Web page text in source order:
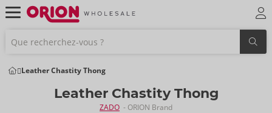
Leather Chastity Thong
Leather Chastity Thong
ZADO - ORION Brand